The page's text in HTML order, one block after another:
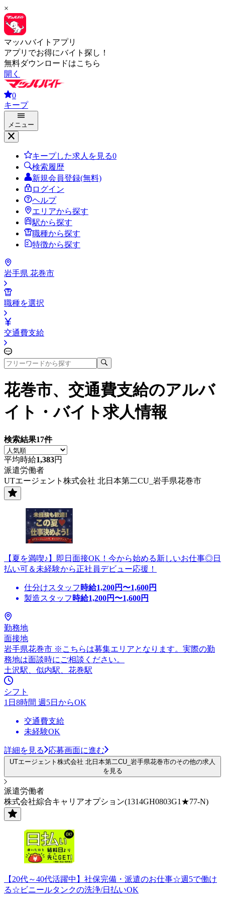
×
マッハバイトアプリ
アプリでお得にバイト探し！
無料ダウンロードはこちら
開く
0
キープ
メニュー
キープした求人を見る0
検索履歴
新規会員登録(無料)
ログイン
ヘルプ
エリアから探す
駅から探す
職種から探す
特徴から探す
岩手県 花巻市
職種を選択
交通費支給
花巻市、交通費支給のアルバ
イト・バイト求人情報
検索結果17件
平均時給1,383円
派遣労働者
UTエージェント株式会社 北日本第二CU_岩手県花巻市
【夏を満喫♪】即日面接OK！今から始める新しいお仕事◎日
払い可＆未経験から正社員デビュー応援！
仕分けスタッフ 時給1,200円〜1,600円
製造スタッフ 時給1,200円〜1,600円
勤務地
面接地
岩手県花巻市 ※こちらは募集エリアとなります。実際の勤
務地は面談時にご相談ください。
土沢駅、似内駅、花巻駅
シフト
1日8時間 週5日からOK
交通費支給
未経験OK
詳細を見る 応募画面に進む
UTエージェント株式会社 北日本第二CU_岩手県花巻市のその他の求人
を見る
派遣労働者
株式会社綜合キャリアオプション(1314GH0803G1★77-N)
【20代～40代活躍中】社保完備・派遣のお仕事☆週5で働け
る☆ビニールタンクの洗浄/日払いOK